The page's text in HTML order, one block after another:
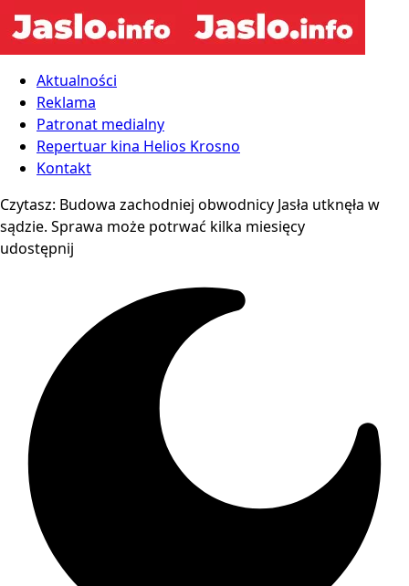
Aktualności
Reklama
Patronat medialny
Repertuar kina Helios Krosno
Kontakt
Czytasz: Budowa zachodniej obwodnicy Jasła utknęła w
sądzie. Sprawa może potrwać kilka miesięcy
udostępnij